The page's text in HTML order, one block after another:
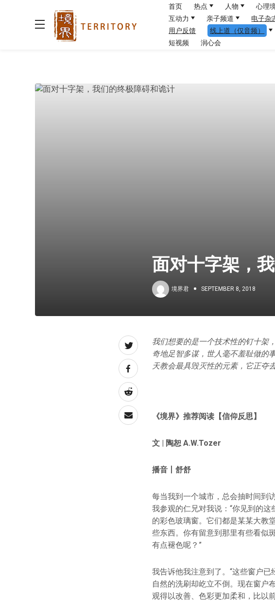
首页 热点 人物 心理
互动力
亲子频道 电子杂
用户反馈
线上道（仅音频）
短视频
润心会
面对十字架，
境界君 SEPTEMBER 8, 2018
我们想要的是一个技术性的钉十架
奇地足智多谋，世人毫不羞耻做的
天教会最具毁灭性的元素，它正夺
《境界》推荐阅读【信仰反思】
文 | 陶恕 A.W.Tozer
播音丨舒舒
每当我到一个城市，总会抽时间到
我参观的仁兄对我说：“你见到的
的彩色玻璃窗。它们都是某某大教
些东西。你有留意到那里有些看似
有点褪色呢？”
我告诉他我注意到了。“这些窗户
自然的洗刷却屹立不倒。现在窗户
观得以改善、色彩更加柔和，比以